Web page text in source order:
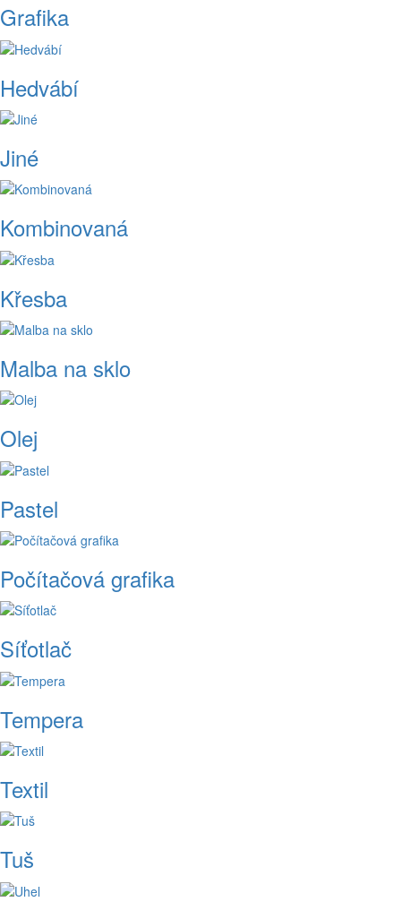
Grafika
Hedvábí
Jiné
Kombinovaná
Křesba
Malba na sklo
Olej
Pastel
Počítačová grafika
Síťotlač
Tempera
Textil
Tuš